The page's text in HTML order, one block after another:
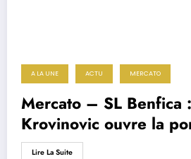
A LA UNE ACTU MERCATO
Mercato – SL Benfica
Krovinovic ouvre la
retour
Lire La Suite